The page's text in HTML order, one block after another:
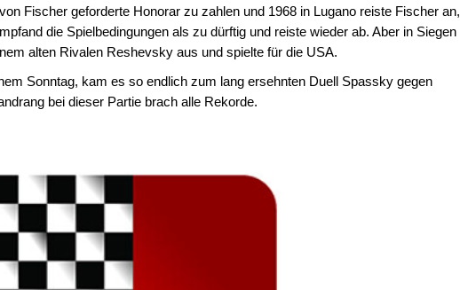
Fischer geforderte Honorar zu zahlen und 1968 in Lugano reiste Fischer an,
die Spielbedingungen als zu dürftig und reiste wieder ab. Aber in Siegen
alten Rivalen Reshevsky aus und spielte für die USA.
Sonntag, kam es so endlich zum lang ersehnten Duell Spassky gegen
bei dieser Partie brach alle Rekorde.